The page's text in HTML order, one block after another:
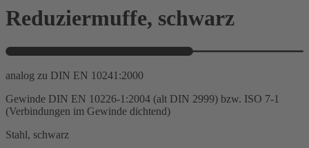
Reduziermuffe, schwarz
analog zu DIN EN 10241:2000
Gewinde DIN EN 10226-1:2004 (alt DIN 2999) bzw. ISO 7-1
(Verbindungen im Gewinde dichtend)
Stahl, schwarz